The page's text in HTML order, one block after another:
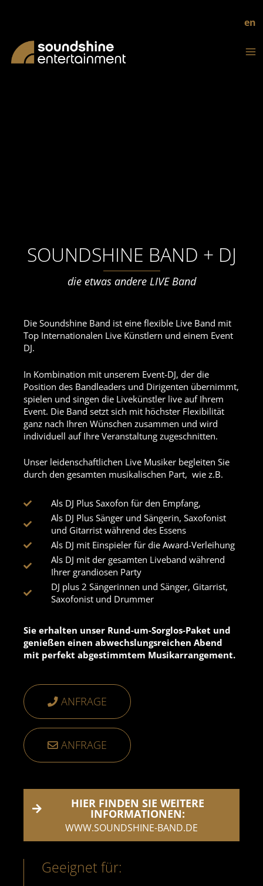
en
SOUNDSHINE BAND + DJ
die etwas andere LIVE Band
Die Soundshine Band ist eine flexible Live Band mit
Top Internationalen Live Künstlern und einem Event
DJ.
In Kombination mit unserem Event-DJ, der die
Position des Bandleaders und Dirigenten übernimmt,
spielen und singen die Livekünstler live auf Ihrem
Event. Die Band setzt sich mit höchster Flexibilität
ganz nach Ihren Wünschen zusammen und wird
individuell auf Ihre Veranstaltung zugeschnitten.
Unser leidenschaftlichen Live Musiker begleiten Sie
durch den gesamten musikalischen Part, wie z.B.
Als DJ Plus Saxofon für den Empfang,
Als DJ Plus Sänger und Sängerin, Saxofonist
und Gitarrist während des Essens
Als DJ mit Einspieler für die Award-Verleihung
Als DJ mit der gesamten Liveband während
Ihrer grandiosen Party
DJ plus 2 Sängerinnen und Sänger, Gitarrist,
Saxofonist und Drummer
Sie erhalten unser Rund-um-Sorglos-Paket und
genießen einen abwechslungsreichen Abend
mit perfekt abgestimmtem Musikarrangement.
ANFRAGE
ANFRAGE
HIER FINDEN SIE WEITERE
INFORMATIONEN:
WWW.SOUNDSHINE-BAND.DE
Geeignet für: